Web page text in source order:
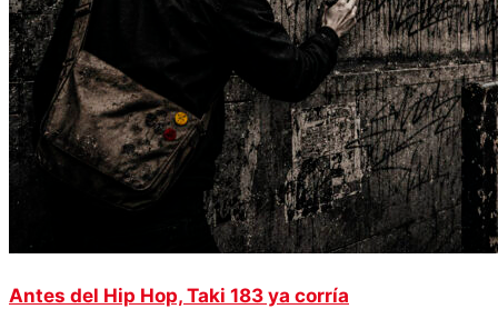
Antes del Hip Hop, Taki 183 ya corría